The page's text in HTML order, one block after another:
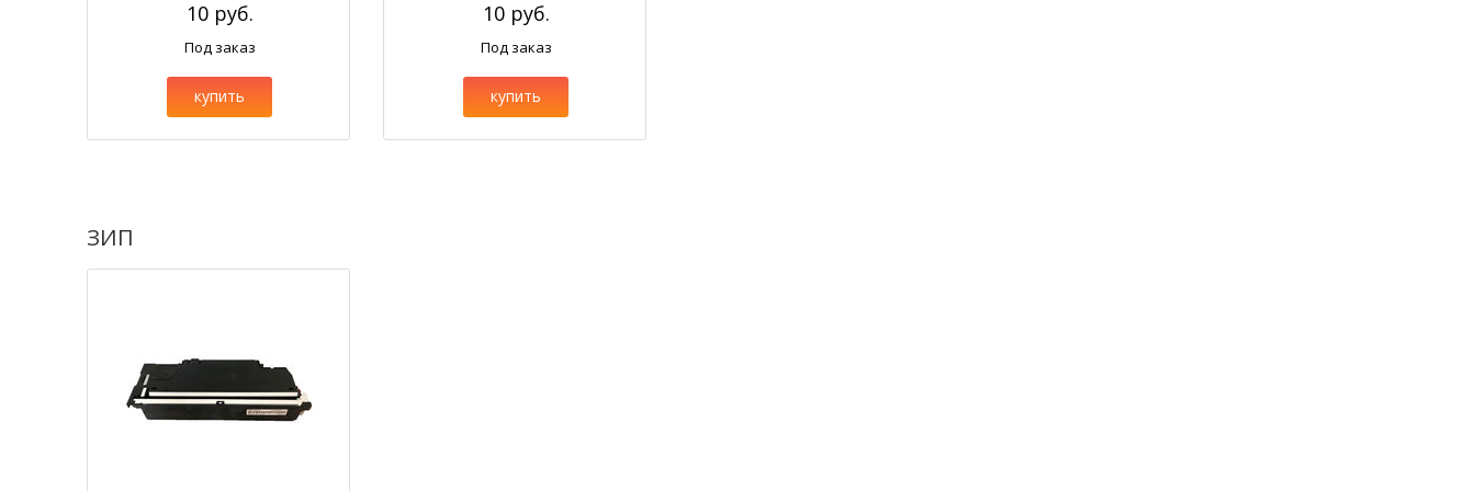
10 руб.
Под заказ
купить
10 руб.
Под заказ
купить
ЗИП